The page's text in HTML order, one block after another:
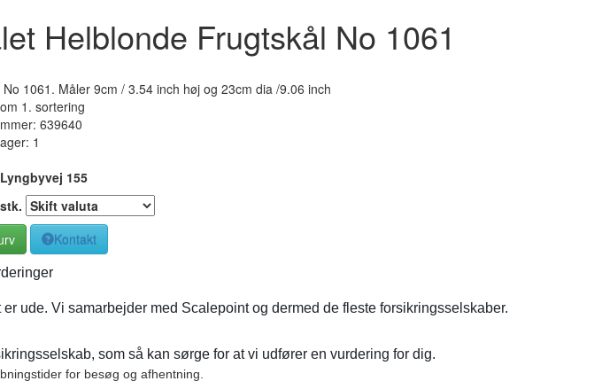
Helblonde Frugtskål No 1061
1061. Måler 9cm / 3.54 inch høj og 23cm dia /9.06 inch
1. sortering
639640
1
Lyngbyvej 155
Kontakt
ude. Vi samarbejder med Scalepoint og dermed de fleste forsikringsselskaber.
som så kan sørge for at vi udfører en vurdering for dig.
for besøg og afhentning.